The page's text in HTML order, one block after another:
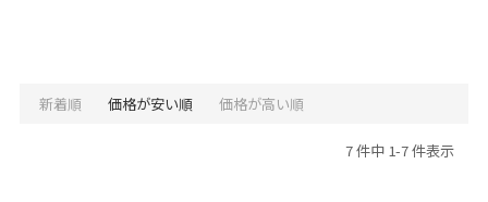
新着順 価格が安い順 価格が高い順
7 件中 1-7 件表示